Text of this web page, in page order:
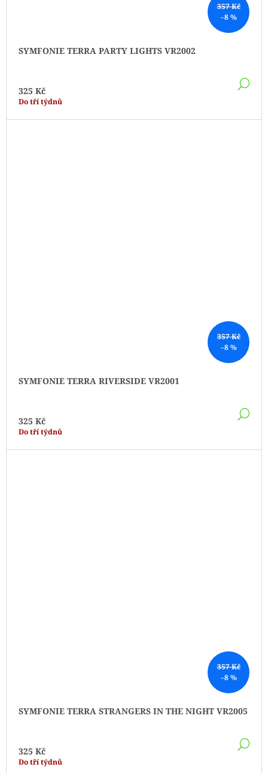
357 Kč
–8 %
SYMFONIE TERRA PARTY LIGHTS VR2002
325 Kč
Do tří týdnů
357 Kč
–8 %
SYMFONIE TERRA RIVERSIDE VR2001
325 Kč
Do tří týdnů
357 Kč
–8 %
SYMFONIE TERRA STRANGERS IN THE NIGHT VR2005
325 Kč
Do tří týdnů